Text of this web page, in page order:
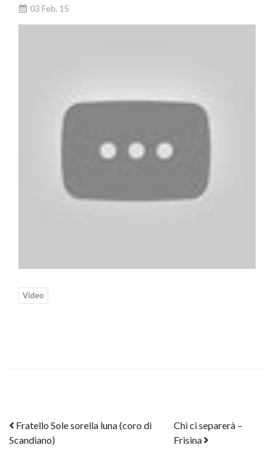
03 Feb, 15
Video
Post navigation
Fratello Sole sorella luna (coro di
Scandiano)
Chi ci separerà –
Frisina